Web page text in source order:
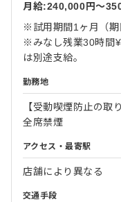
月給:240,000円〜
※試用期間1ヶ月（期
※みなし残業30時間
は別途支給。
勤務地
【受動喫煙防止の取
全席禁煙
アクセス・最寄駅
店舗により異なる
交通手段